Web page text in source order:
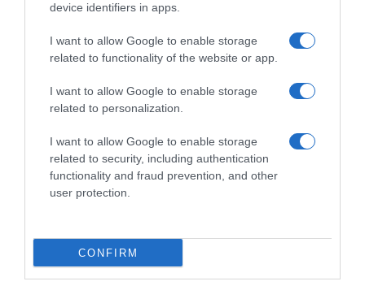
device identifiers in apps.
I want to allow Google to enable storage
related to functionality of the website or app.
I want to allow Google to enable storage
related to personalization.
I want to allow Google to enable storage
related to security, including authentication
functionality and fraud prevention, and other
user protection.
CONFIRM